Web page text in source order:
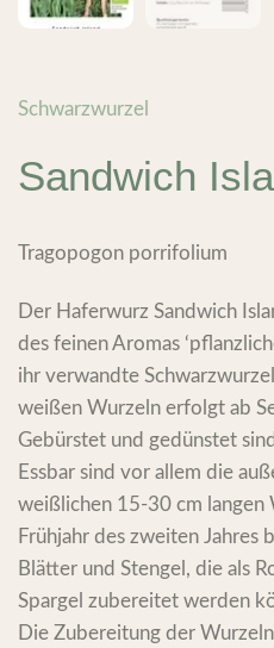
Schwarzwurzel
Sandwich
Tragopogon porrifolium
Der Haferwurz Sandwich
des feinen Aromas
ihr verwandte
weißen Wurzeln erfolgt ab
Gebürstet und gedünstet
Essbar sind vor allem die
weißlichen 15-30 cm langen
Frühjahr des zweiten Jahres
Blätter und Stengel, die als
Spargel zubereitet werden
Die Zubereitung der